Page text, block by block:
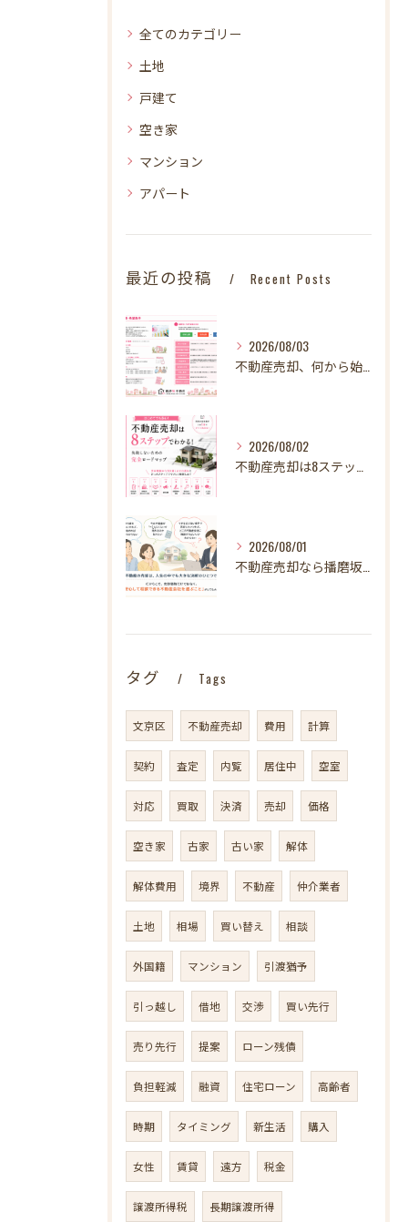
全てのカテゴリー
土地
戸建て
空き家
マンション
アパート
最近の投稿 Recent Posts
2026/08/03
2026/08/02
2026/08/01
タグ Tags
文京区 不動産売却 費用 計算
契約 査定 内覧 居住中 空室
対応 買取 決済 売却 価格
空き家 古家 古い家 解体
解体費用 境界 不動産 仲介業者
土地 相場 買い替え 相談
外国籍 マンション 引渡猶予
引っ越し 借地 交渉 買い先行
売り先行 提案 ローン残債
負担軽減 融資 住宅ローン 高齢者
時期 タイミング 新生活 購入
女性 賃貸 遠方 税金
譲渡所得税 長期譲渡所得